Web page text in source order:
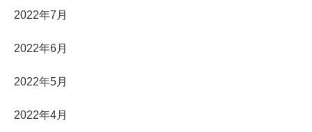
2022年7月
2022年6月
2022年5月
2022年4月